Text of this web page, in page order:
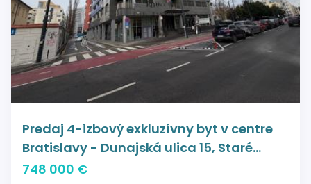
Predaj 4-izbový exkluzívny byt v centre
Bratislavy - Dunajská ulica 15, Staré
Mesto 143 m2 s 2x balkónmi
748 000 €